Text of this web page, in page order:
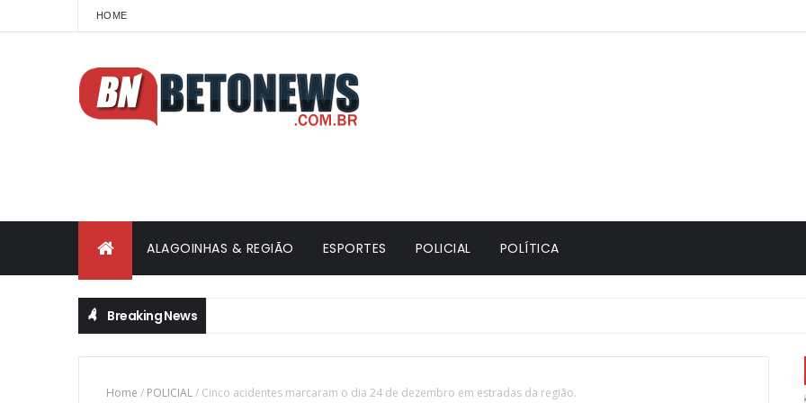
HOME
ALAGOINHAS & REGIÃO ESPORTES POLICIAL POLÍTICA
Breaking News
Home / POLICIAL/ Cinco acidentes marcaram o dia 24 de dezembro em estradas da região.